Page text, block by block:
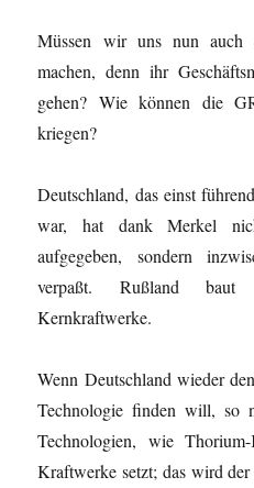
Müssen wir uns nun
machen, denn ihr
gehen? Wie können die
kriegen?
Deutschland, das einst
war, hat dank Merkel
aufgegeben, sondern
verpaßt. Rußland baut
Kernkraftwerke.
Wenn Deutschland wieder
Technologie finden will, so
Technologien, wie
Kraftwerke setzt; das wird